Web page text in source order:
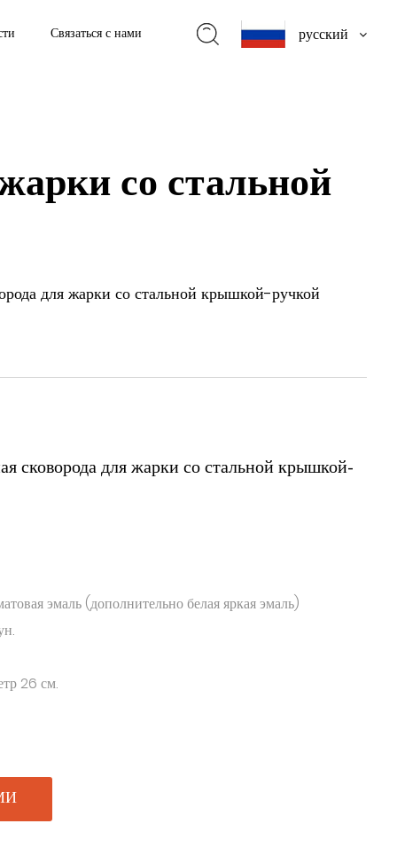
Связаться с нами русский
со стальной
для жарки со стальной крышкой-ручкой
сковорода для жарки со стальной крышкой-
эмаль (дополнительно белая яркая эмаль)
26 см.